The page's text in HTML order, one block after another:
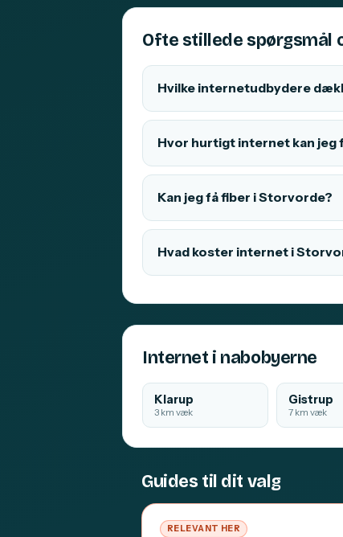
Ofte stillede spørgsmål
Hvilke internetudbydere
Hvor hurtigt internet kan jeg
Kan jeg få fiber i Storvorde?
Hvad koster internet i
Internet i nabobyerne
Klarup
3 km væk
Gistrup
7 km væk
Guides til dit valg
RELEVANT HER